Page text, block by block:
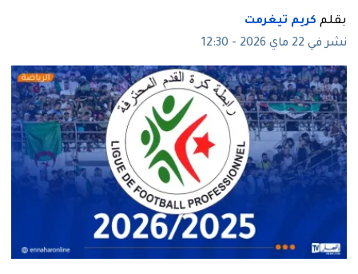
بقلم كريم تيغرمت
نشر في 22 ماي 2026 - 12:30